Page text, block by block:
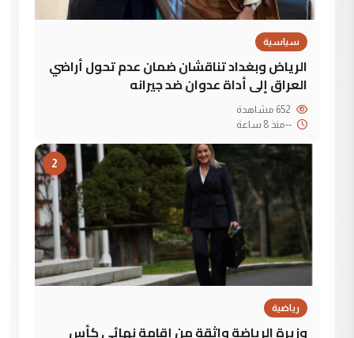
سياسية
الرياض وبغداد تناقشان ضمان عدم تحول أراضي
العراق إلى أداة عدوان ضد جيرانه
--منذ 8 ساعة
2
رياضية
وزيرة الرياضة واثقة من إقامة نهائي كأس